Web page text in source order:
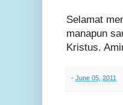
Selamat
manapun
Kristus.
- June 05, 2011